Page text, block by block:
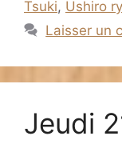
Tsuki, Ushiro
Laisser un
Jeudi